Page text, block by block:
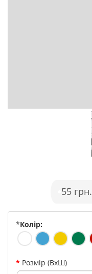
55 грн.
*Колір:
Розмір (ВхШ)